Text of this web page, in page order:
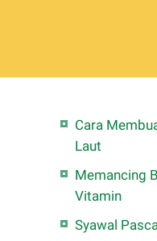
Cara
Laut
Memancing
Vitamin
Syawal